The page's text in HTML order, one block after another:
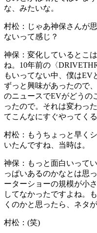
な、みたいな。
村松： じゃあ神保さんが
ないって感じ？
神保： 変化しているとこ
ね。10年前の〈
もいってない中、僕はEV
ずっと興味があったので
のニュースでEVがどうの
ったので。それは変わっ
てこんなにすぐやってく
村松： もうちょっと早く
いたんですね、当時は。
神保： もっと面白いって
っぱいあるのかなとは思
ーターショーの規模が小
してなかったですよね。
くのかと思ったら、ネタ
村松： (笑)